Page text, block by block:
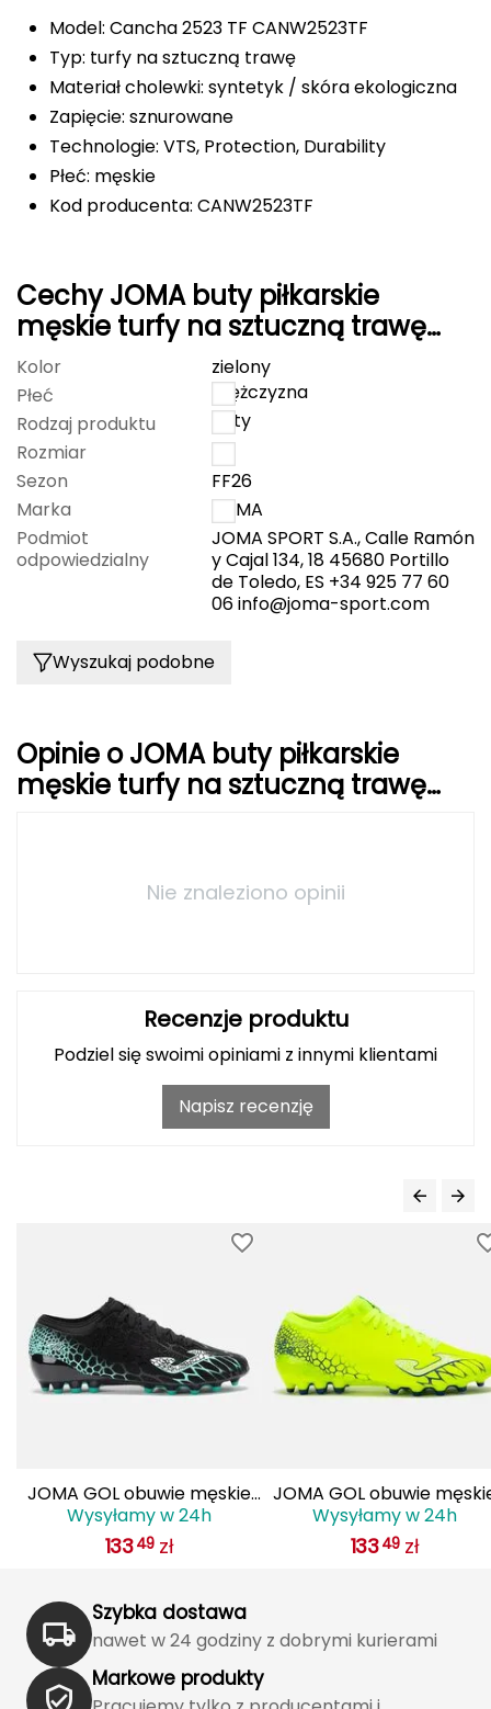
ENERO CAMP
ENERO PRO
Elmer by Swany
Extremities
Fjord Nansen
G
GIVOVA
GSI Outdoors
Gear Aid
Gerber
Gilmonte
Grand Trunk
HAGLÖFS
Hoka
Hydrapak
Icebreaker
Icestorm
Model: Cancha 2523 TF CANW2523TF
Typ: turfy na sztuczną trawę
Materiał cholewki: syntetyk / skóra ekologiczna
Zapięcie: sznurowane
Technologie: VTS, Protection, Durability
Płeć: męskie
Kod producenta: CANW2523TF
Cechy JOMA buty piłkarskie
męskie turfy na sztuczną trawę
CANCHA CANW2523TF
Kolor
zielony
Płeć
mężczyzna
Rodzaj produktu
buty
Rozmiar
Sezon
FF26
Marka
JOMA
Podmiot
odpowiedzialny
JOMA SPORT S.A., Calle Ramón
y Cajal 134, 18 45680 Portillo
de Toledo, ES +34 925 77 60
06info@joma-sport.com
Wyszukaj podobne
Opinie o JOMA buty piłkarskie
męskie turfy na sztuczną trawę
Nie znaleziono opinii
Recenzje produktu
Podziel się swoimi opiniami z innymi klientami
Napisz recenzję
JOMA GOL obuwie męskie
do piłki nożnej lanki
GOLS2501AG czarne
Wysyłamy w 24h
13349 zł
JOMA GOL obuwie
do piłki nożnej lanki
GOLS2509AG żółte
Wysyłamy w 24h
13349 zł
Szybka dostawa
nawet w 24 godziny z dobrymi kurierami
Markowe produkty